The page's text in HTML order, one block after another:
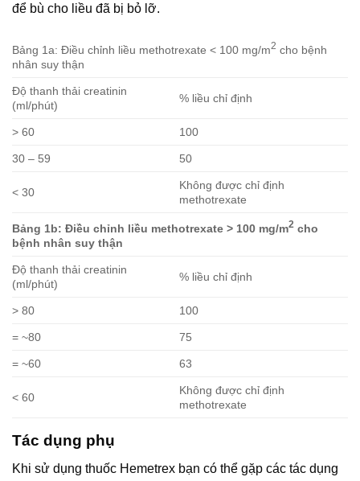
để bù cho liều đã bị bỏ lỡ.
Bảng 1a: Điều chỉnh liều methotrexate < 100 mg/m2 cho bệnh
nhân suy thận
Độ thanh thải creatinin
(ml/phút)
% liều chỉ định
> 60 100
30 – 59 50
< 30
Không được chỉ định
methotrexate
Bảng 1b: Điều chỉnh liều methotrexate > 100 mg/m2 cho
bệnh nhân suy thận
Độ thanh thải creatinin
(ml/phút)
% liều chỉ định
> 80 100
= ~80 75
= ~60 63
< 60
Không được chỉ định
methotrexate
Tác dụng phụ
Khi sử dụng thuốc Hemetrex bạn có thể gặp các tác dụng